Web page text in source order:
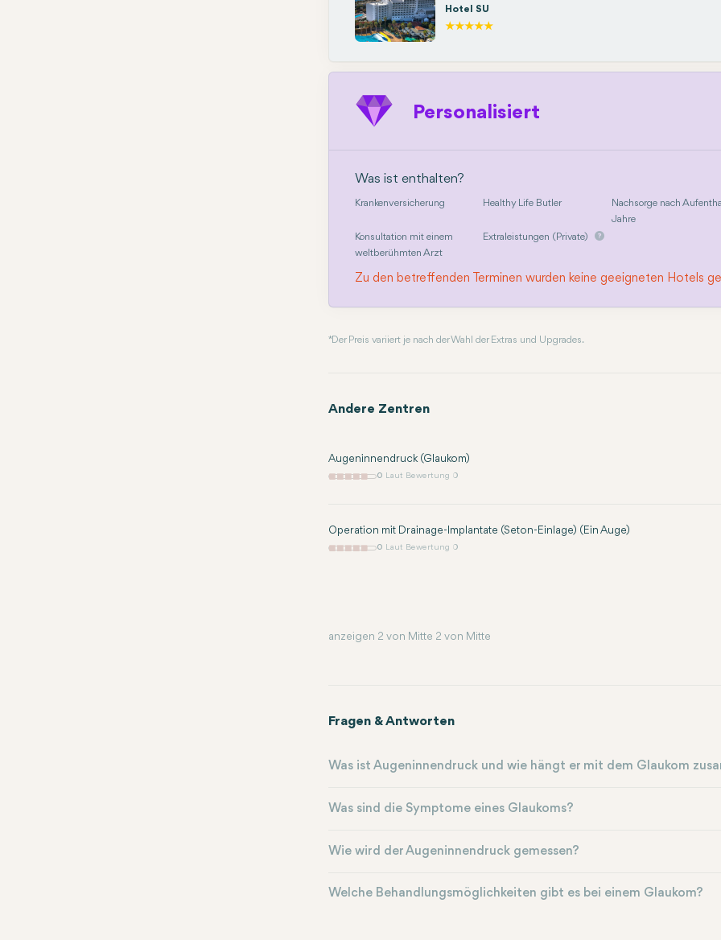
Hotel SU
Personalisiert
Was ist enthalten?
Krankenversicherung Healthy Life Butler
Nachsorge nach
Jahre
Konsultation mit einem
weltberühmten Arzt
Extraleistungen (Private)
Zu den betreffenden Terminen wurden keine geeigneten Hotels
* Der Preis variiert je nach der Wahl der Extras und Upgrades.
Andere Zentren
Augeninnendruck (Glaukom)
0 Laut Bewertung 0
Operation mit Drainage-Implantate (Seton-Einlage) (Ein Auge)
0 Laut Bewertung 0
anzeigen 2 von Mitte 2 von Mitte
Fragen & Antworten
Was ist Augeninnendruck und wie hängt er mit dem Glaukom
Was sind die Symptome eines Glaukoms?
Wie wird der Augeninnendruck gemessen?
Welche Behandlungsmöglichkeiten gibt es bei einem Glaukom?